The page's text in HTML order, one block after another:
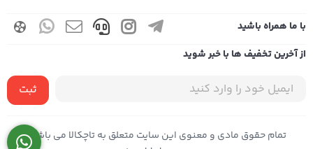
با ما همراه باشید
از آخرین تخفیف ها با خبر شوید
ثبت
تمام حقوق مادی و معنوی این سایت متعلق به تاچکالا می باشد |